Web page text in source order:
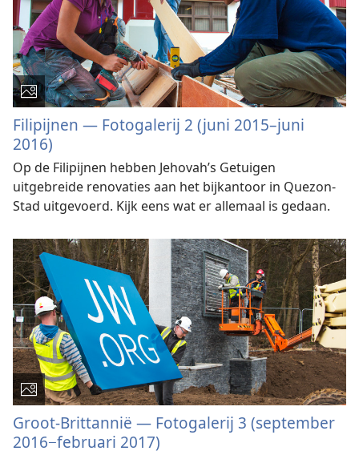
Filipijnen — Fotogalerij 2 (juni 2015–juni
2016)
Op de Filipijnen hebben Jehovah’s Getuigen
uitgebreide renovaties aan het bijkantoor in Quezon-
Stad uitgevoerd. Kijk eens wat er allemaal is gedaan.
Groot-Brittannië — Fotogalerij 3 (september
2016−februari 2017)